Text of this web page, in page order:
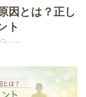
因とは？正し
ト